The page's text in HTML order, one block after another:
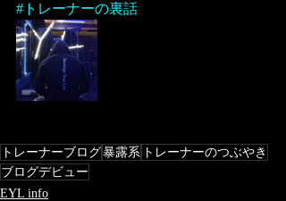
#トレーナーの裏話
トレーナーブログ暴露系 トレーナーのつぶやき
ブログデビュー
EYL info